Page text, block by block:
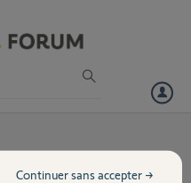
Continuer sans accepter →